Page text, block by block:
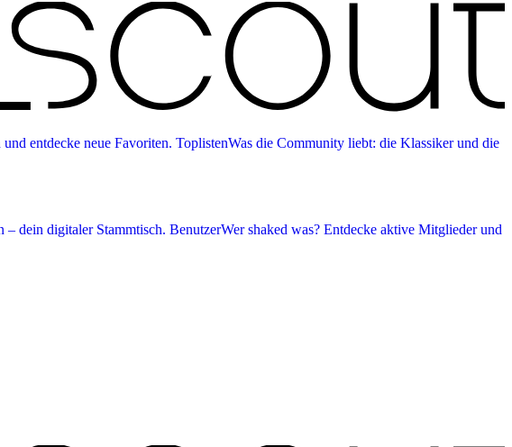
entdecke neue Favoriten. ToplistenWas die Community liebt: die Klassiker und die
– dein digitaler Stammtisch. BenutzerWer shaked was? Entdecke aktive Mitglieder und